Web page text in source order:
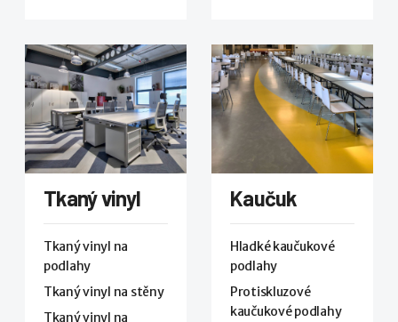
Tkaný vinyl
Tkaný vinyl na
podlahy
Tkaný vinyl na stěny
Tkaný vinyl na
Kaučuk
Hladké kaučukové
podlahy
Protiskluzové
kaučukové podlahy